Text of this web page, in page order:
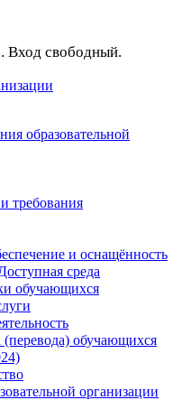
Вход свободный.
образовательной
требования
и оснащённость
среда
обучающихся
обучающихся
организации